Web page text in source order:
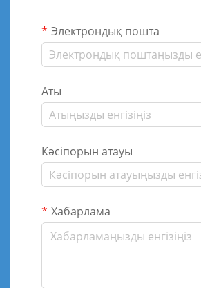
Электрондық пошта
Аты
Кәсіпорын атауы
Хабарлама